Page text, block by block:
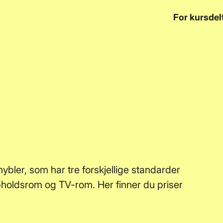
For
som har tre forskjellige standarder
og TV-rom. Her finner du priser